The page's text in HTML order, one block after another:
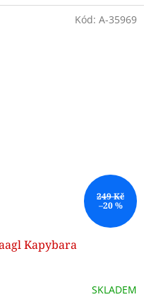
249 Kč
–20 %
Kapybara
SKLADEM
Kód: A-35969